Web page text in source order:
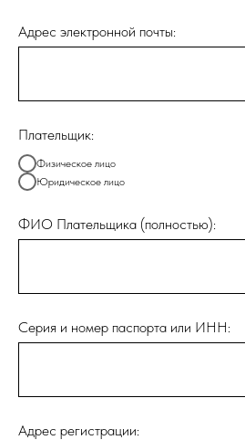
Адрес электронной почты:
Плательщик:
Физическое лицо
Юридическое лицо
ФИО Плательщика (полностью):
Серия и номер паспорта или ИНН:
Адрес регистрации: